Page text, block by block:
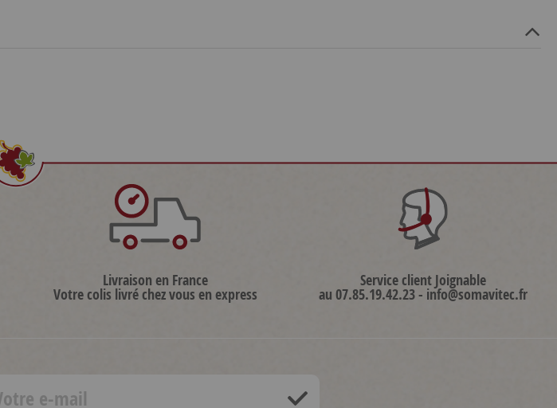
Livraison en France
Votre colis livré chez vous en express
Service client Joignable
au 07.85.19.42.23 - info@somavitec.fr